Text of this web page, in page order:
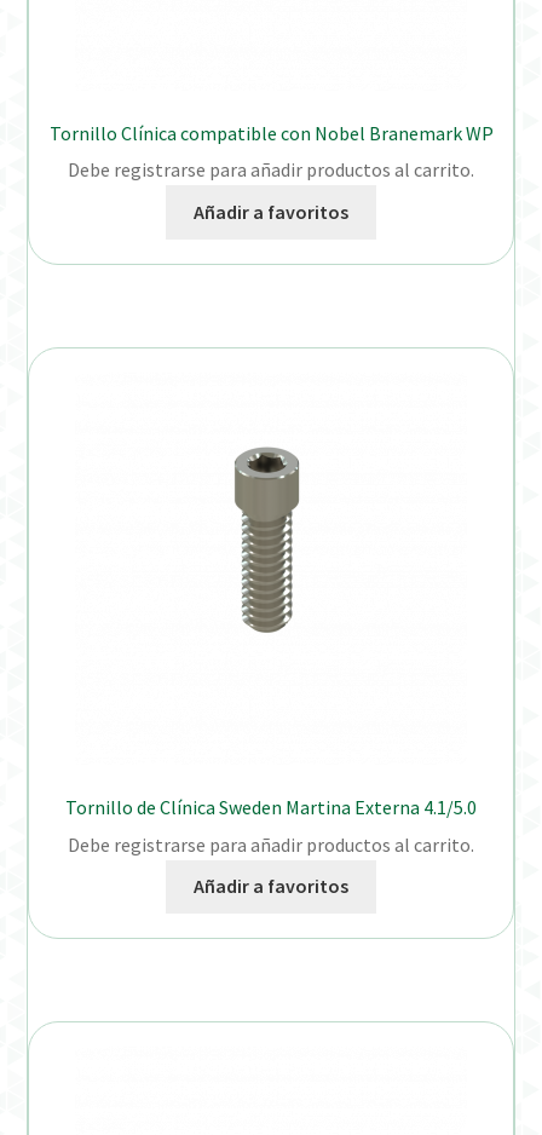
Tornillo Clínica compatible con Nobel Branemark WP
Debe registrarse para añadir productos al carrito.
Añadir a favoritos
Tornillo de Clínica Sweden Martina Externa 4.1/5.0
Debe registrarse para añadir productos al carrito.
Añadir a favoritos